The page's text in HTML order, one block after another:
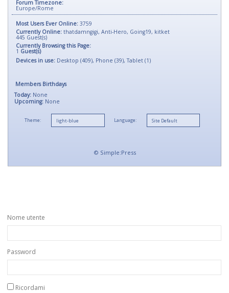
Forum Timezone:
Europe/Rome
Most Users Ever Online: 3759
Currently Online: thatdamngigi, Anti-Hero, Going19, kitket
445 Guest(s)
Currently Browsing this Page:
1 Guest(s)
Devices in use: Desktop (409), Phone (39), Tablet (1)
Members Birthdays
Today: None
Upcoming: None
Theme: Language:
© Simple:Press
Nome utente
Password
Ricordami